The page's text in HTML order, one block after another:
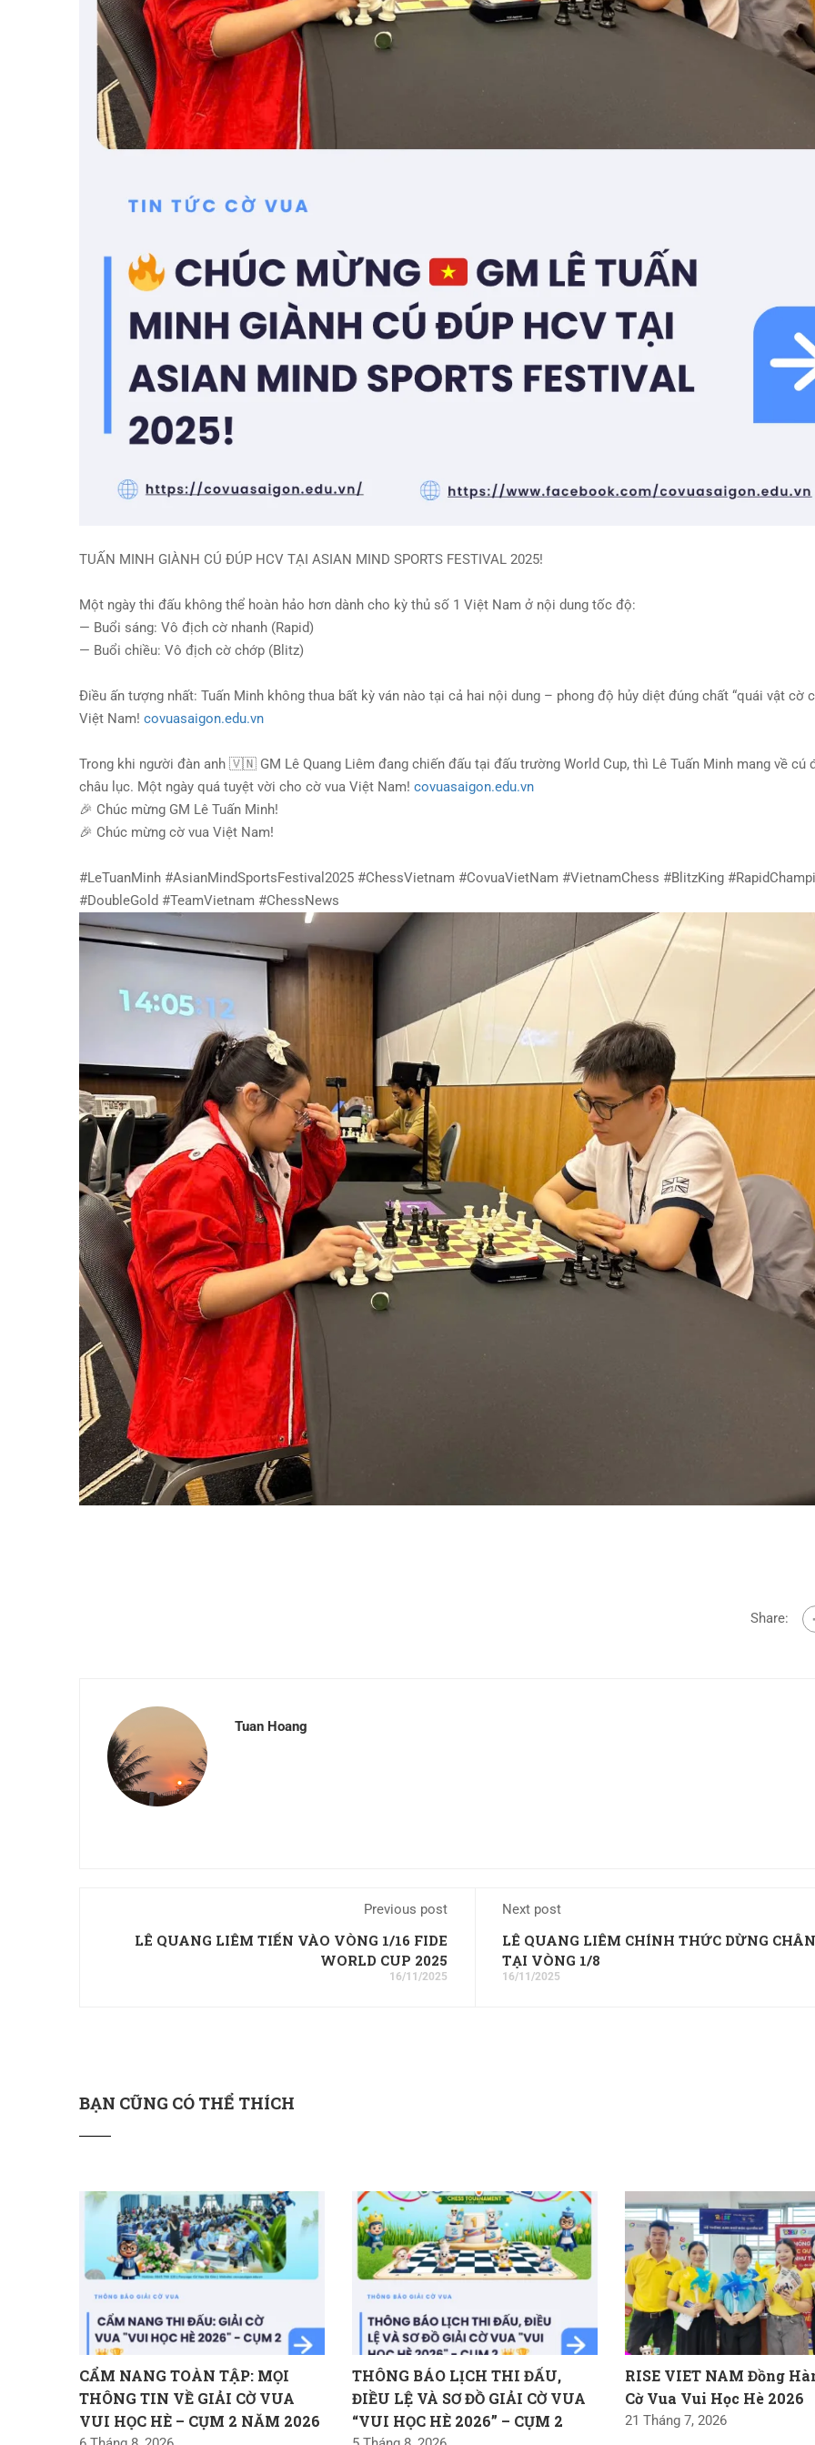
TUẤN MINH GIÀNH CÚ ĐÚP HCV TẠI ASIAN MIND SPORTS FESTIVAL 2025!
Một ngày thi đấu không thể hoàn hảo hơn dành cho kỳ thủ số 1 Việt Nam ở nội dung tốc độ:
— Buổi sáng: Vô địch cờ nhanh (Rapid)
— Buổi chiều: Vô địch cờ chớp (Blitz)
Điều ấn tượng nhất: Tuấn Minh không thua bất kỳ ván nào tại cả hai nội dung – phong độ hủy diệt đúng chất “quái vật cờ
Việt Nam! covuasaigon.edu.vn
Trong khi người đàn anh 🇻🇳 GM Lê Quang Liêm đang chiến đấu tại đấu trường World Cup, thì Lê Tuấn Minh mang về cú
châu lục. Một ngày quá tuyệt vời cho cờ vua Việt Nam! covuasaigon.edu.vn
🎉 Chúc mừng GM Lê Tuấn Minh!
🎉 Chúc mừng cờ vua Việt Nam!
#LeTuanMinh #AsianMindSportsFestival2025 #ChessVietnam #CovuaVietNam #VietnamChess #BlitzKing
#DoubleGold #TeamVietnam #ChessNews
Share:
Tuan Hoang
Previous post
LÊ QUANG LIÊM TIẾN VÀO VÒNG 1/16 FIDE
WORLD CUP 2025
16/11/2025
Next post
LÊ QUANG LIÊM CHÍNH THỨC DỪNG CHÂN
TẠI VÒNG 1/8
16/11/2025
BẠN CŨNG CÓ THỂ THÍCH
CẨM NANG TOÀN TẬP: MỌI
THÔNG TIN VỀ GIẢI CỜ VUA
VUI HỌC HÈ – CỤM 2 NĂM 2026
THÔNG BÁO LỊCH THI ĐẤU,
ĐIỀU LỆ VÀ SƠ ĐỒ GIẢI CỜ VUA
“VUI HỌC HÈ 2026” – CỤM 2
RISE VIET NAM Đồng
Cờ Vua Vui Học Hè 2026
21 Tháng 7, 2026